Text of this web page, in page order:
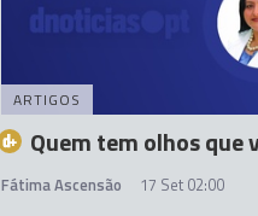
ARTIGOS
Quem tem olhos que
Fátima Ascensão 17 Set 02:00